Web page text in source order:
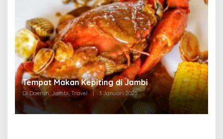
Tempat Makan di Thehok Jambi
Di Daerah, Jambi, Travel 3 Januari 2025